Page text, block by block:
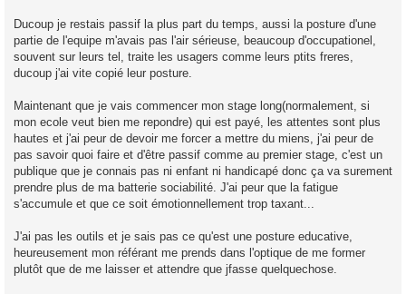
Ducoup je restais passif la plus part du temps, aussi la posture d'une
partie de l'equipe m'avais pas l'air sérieuse, beaucoup d'occupationel,
souvent sur leurs tel, traite les usagers comme leurs ptits freres,
ducoup j'ai vite copié leur posture.
Maintenant que je vais commencer mon stage long(normalement, si
mon ecole veut bien me repondre) qui est payé, les attentes sont plus
hautes et j'ai peur de devoir me forcer a mettre du miens, j'ai peur de
pas savoir quoi faire et d'être passif comme au premier stage, c'est un
publique que je connais pas ni enfant ni handicapé donc ça va surement
prendre plus de ma batterie sociabilité. J'ai peur que la fatigue
s'accumule et que ce soit émotionnellement trop taxant...
J'ai pas les outils et je sais pas ce qu'est une posture educative,
heureusement mon référant me prends dans l'optique de me former
plutôt que de me laisser et attendre que jfasse quelquechose.